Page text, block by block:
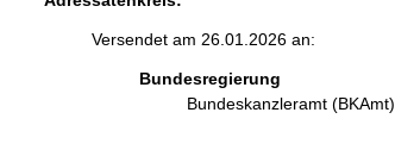
Versendet am 26.01.2026 an:
Bundesregierung
Bundeskanzleramt (BKAmt)